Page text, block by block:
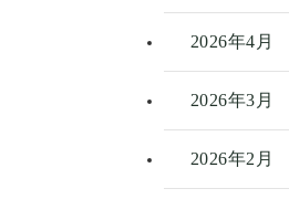
2026年4月
2026年3月
2026年2月